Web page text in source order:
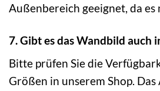
Außenbereich geeignet, da
7. Gibt es das Wandbild auch
Bitte prüfen Sie die
Größen in unserem Shop.